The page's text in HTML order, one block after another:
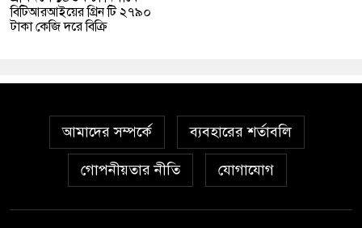
বিটিআরআইয়ের গ্রিন টি ২৭৯০
টাকা কেজি দরে বিক্রি
আমাদের সম্পর্কে ব্যবহারের শর্তাবলি
গোপনীয়তার নীতি যোগাযোগ